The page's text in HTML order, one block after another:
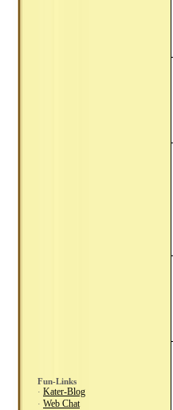
Fun-Links
· Kater-Blog
· Web Chat